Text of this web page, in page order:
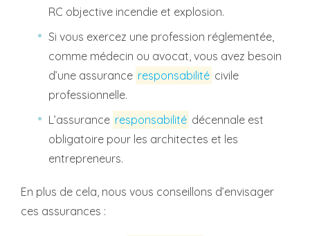
RC objective incendie et explosion.
Si vous exercez une profession réglementée,
comme médecin ou avocat, vous avez besoin
d’une assurance responsabilité civile
professionnelle.
L’assurance responsabilité décennale est
obligatoire pour les architectes et les
entrepreneurs.
En plus de cela, nous vous conseillons d’envisager
ces assurances :